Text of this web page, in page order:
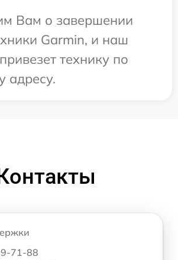
Вам о завершении
Garmin, и наш
технику по
адресу.
71-88